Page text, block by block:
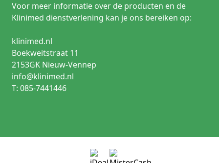
Voor meer informatie over de producten en de
Klinimed dienstverlening kan je ons bereiken op:
klinimed.nl
Boekweitstraat 11
2153GK Nieuw-Vennep
info@klinimed.nl
T: 085-7441446